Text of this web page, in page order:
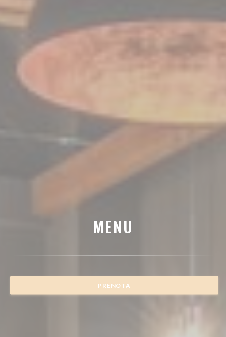
MENU
PRENOTA